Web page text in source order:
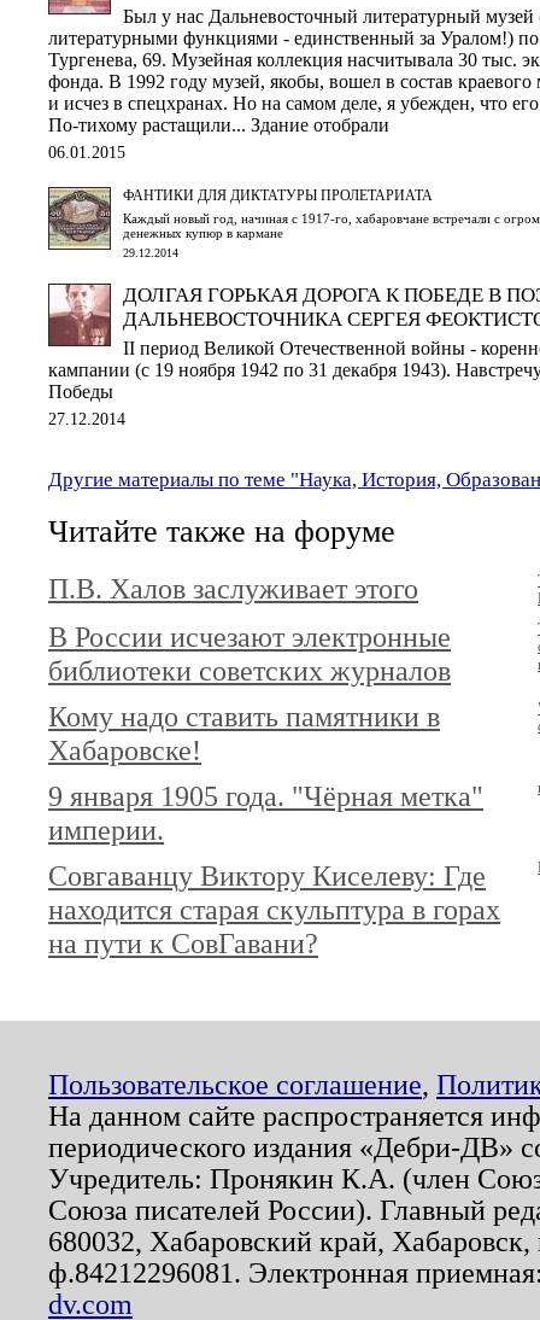
Был у нас Дальневосточный литературный музей
литературными функциями - единственный за Уралом!) по
Тургенева, 69. Музейная коллекция насчитывала 30 тыс.
фонда. В 1992 году музей, якобы, вошел в состав
и исчез в спецхранах. Но на самом деле, я убежден, что
По-тихому растащили... Здание отобрали
06.01.2015
ФАНТИКИ ДЛЯ ДИКТАТУРЫ ПРОЛЕТАРИАТА
Каждый новый год, начиная с 1917-го, хабаровчане встречали с
денежных купюр в кармане
29.12.2014
ДОЛГАЯ ГОРЬКАЯ ДОРОГА К ПОБЕДЕ В
ДАЛЬНЕВОСТОЧНИКА СЕРГЕЯ
II период Великой Отечественной войны -
кампании (с 19 ноября 1942 по 31 декабря 1943).
Победы
27.12.2014
Другие материалы по теме "Наука, История,
Читайте также на форуме
П.В. Халов заслуживает этого
В России исчезают электронные
библиотеки советских журналов
Кому надо ставить памятники в
Хабаровске!
9 января 1905 года. "Чёрная метка"
империи.
Совгаванцу Виктору Киселеву: Где
находится старая скульптура в горах
на пути к СовГавани?
Пользовательское соглашение,
На данном сайте распространяется
периодического издания «Дебри-ДВ»
Учредитель: Пронякин К.А. (член
Союза писателей России). Главный
680032, Хабаровский край,
ф.84212296081. Электронная
dv.com